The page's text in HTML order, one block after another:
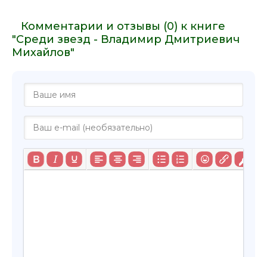
Комментарии и отзывы (0) к книге
"Среди звезд - Владимир Дмитриевич
Михайлов"